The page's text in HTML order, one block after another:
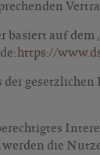
auf
https://
die